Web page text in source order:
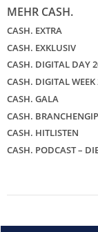
MEHR CASH.
CASH. EXTRA
CASH. EXKLUSIV
CASH. DIGITAL DAY
CASH. DIGITAL
CASH. GALA
CASH.
CASH. HITLISTEN
CASH. PODCAST –